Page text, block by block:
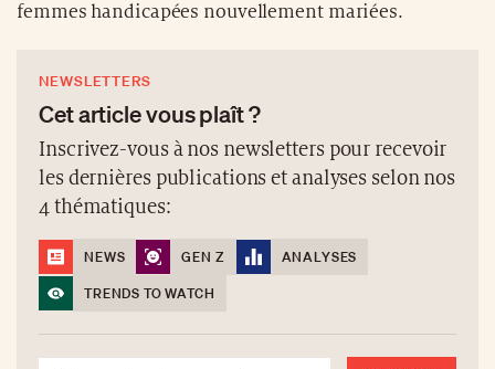
femmes handicapées nouvellement mariées.
NEWSLETTERS
Cet article vous plaît ?
Inscrivez-vous à nos newsletters pour recevoir
les dernières publications et analyses selon nos
4 thématiques:
NEWS GEN Z
ANALYSES
TRENDS TO WATCH